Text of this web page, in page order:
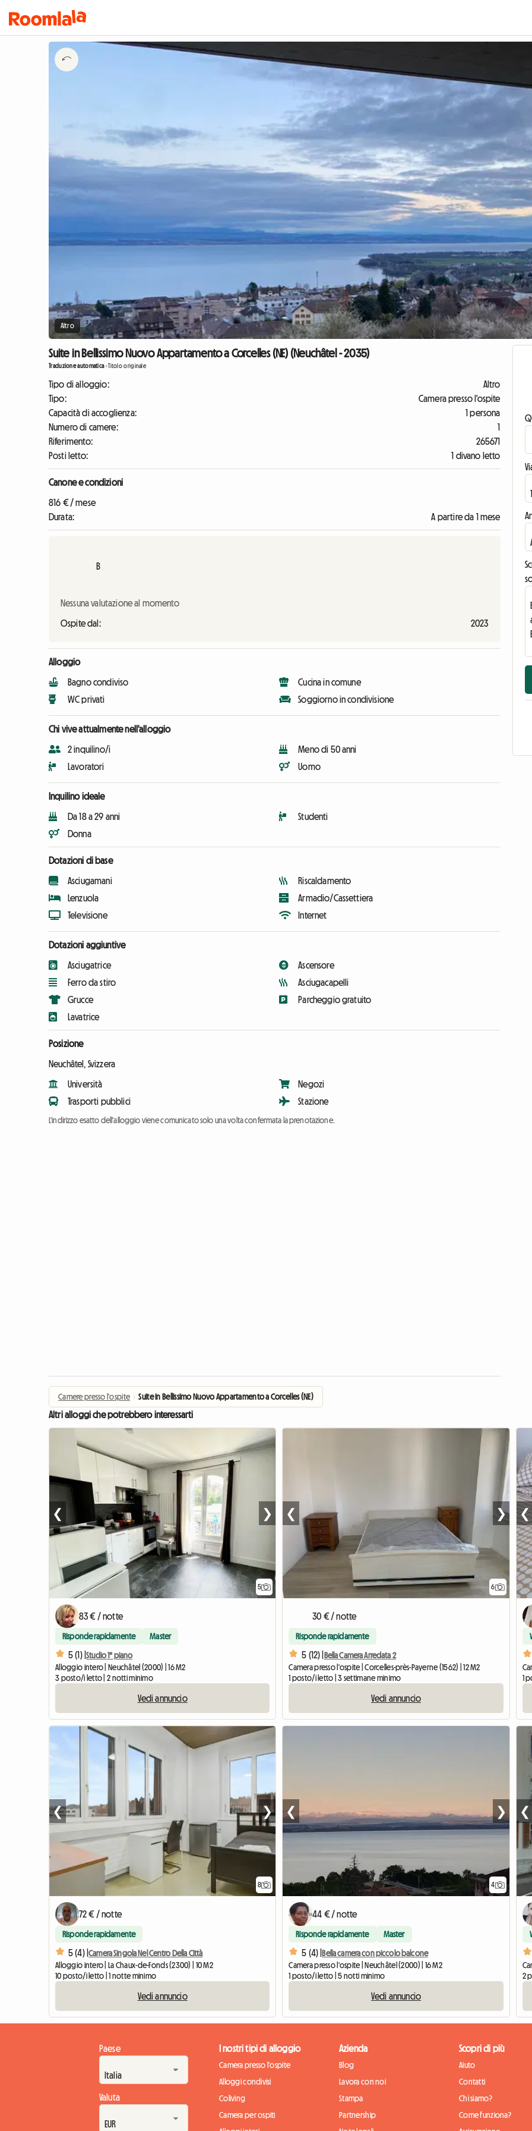
Altro
Suite in Bellissimo Nuovo Appartamento a Corcelles (NE) (Neuchâtel - 2035)
Traduzione automatica-Titolo originale
Tipo di alloggio:
Altro
Tipo:
Camera presso l'ospite
Capacità di accoglienza:
1 persona
Numero di camere:
1
Riferimento:
265671
Posti letto:
1 divano letto
Canone e condizioni
816 € / mese
Durata:
A partire da 1 mese
B
Nessuna valutazione al momento
Ospite dal: 2023
Alloggio
Bagno condiviso
WC privati
Cucina in comune
Soggiorno in condivisione
Chi vive attualmente nell'alloggio
2 inquilino/i
Lavoratori
Meno di 50 anni
Uomo
Inquilino ideale
Da 18 a 29 anni
Donna
Studenti
Dotazioni di base
Asciugamani
Lenzuola
Televisione
Riscaldamento
Armadio/Cassettiera
Internet
Dotazioni aggiuntive
Asciugatrice
Ferro da stiro
Grucce
Lavatrice
Ascensore
Asciugacapelli
Parcheggio gratuito
Posizione
Neuchâtel, Svizzera
Università
Trasporti pubblici
Negozi
Stazione
L'indirizzo esatto dell'alloggio viene comunicato solo una volta confermata la prenotazione.
Camere presso l'ospite › Suite in Bellissimo Nuovo Appartamento a Corcelles (NE)
Altri alloggi che potrebbero interessarti
5
❮ ❯
83 € / notte
Risponde rapidamente Master
5 (1) |Studio 1° piano
Alloggio intero | Neuchâtel (2000) | 16 M2
3 posto/i letto | 2 notti minimo
Vedi annuncio
6
❮ ❯
30 € / notte
Risponde rapidamente
5 (12) |
Bella Camera Arredata 2
Camera presso l'ospite | Corcelles-près-Payerne (1562) | 12 M2
1 posto/i letto | 3 settimane minimo
Vedi annuncio
❮
1
8
❮ ❯
72 € / notte
Risponde rapidamente
5 (4) |Camera Singola Nel Centro Della Città
Alloggio intero | La Chaux-de-Fonds (2300) | 10 M2
10 posto/i letto | 1 notte minimo
Vedi annuncio
4
❮ ❯
44 € / notte
Risponde rapidamente Master
5 (4) |Bella camera con piccolo balcone
Camera presso l'ospite | Neuchâtel (2000) | 16 M2
1 posto/i letto | 5 notti minimo
Vedi annuncio
❮
2
Paese
Valuta
I nostri tipi di alloggio
Camera presso l'ospite
Alloggi condivisi
Coliving
Camera per ospiti
Azienda
Blog
Lavora con noi
Stampa
Partnership
Scopri di più
Aiuto
Contatti
Chi siamo?
Come funziona?